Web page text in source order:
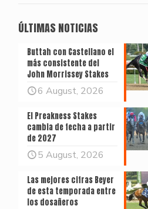
ÚLTIMAS NOTICIAS
Buttah con Castellano el
más consistente del
John Morrissey Stakes
6 August, 2026
El Preakness Stakes
cambia de fecha a partir
de 2027
5 August, 2026
Las mejores cifras Beyer
de esta temporada entre
los dosañeros